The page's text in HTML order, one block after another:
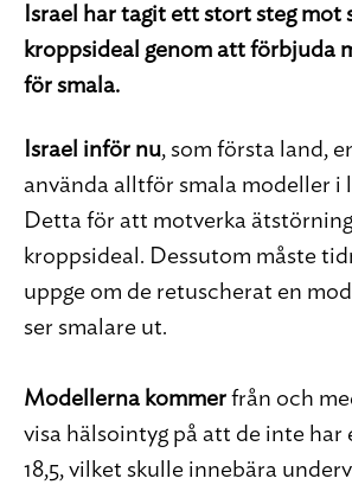
Israel har tagit ett stort steg mot
kroppsideal genom att förbjuda
för smala.
Israel inför nu, som första land,
använda alltför smala modeller i
Detta för att motverka
kroppsideal. Dessutom måste
uppge om de retuscherat en
ser smalare ut.
Modellerna kommer från och
visa hälsointyg på att de inte
18,5, vilket skulle innebära